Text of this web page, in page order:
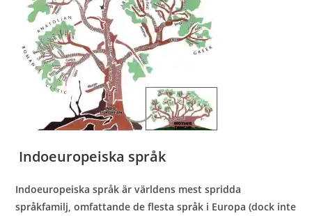
Indoeuropeiska språk
Indoeuropeiska språk är världens mest spridda
språkfamilj, omfattande de flesta språk i Europa (dock inte